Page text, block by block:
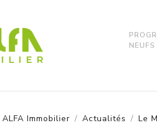
NEUFS
ALFA Immobilier Actualités Le